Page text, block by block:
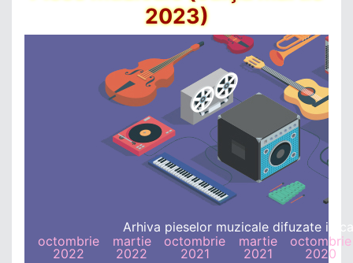
2023)
Arhiva pieselor muzicale difuzate in
octombrie
2022
martie
2022
octombrie
2021
martie
2021
octombrie
2020